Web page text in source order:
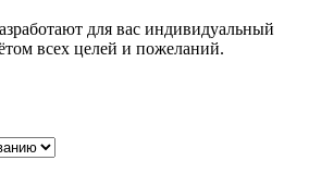
для вас индивидуальный
всех целей и пожеланий.